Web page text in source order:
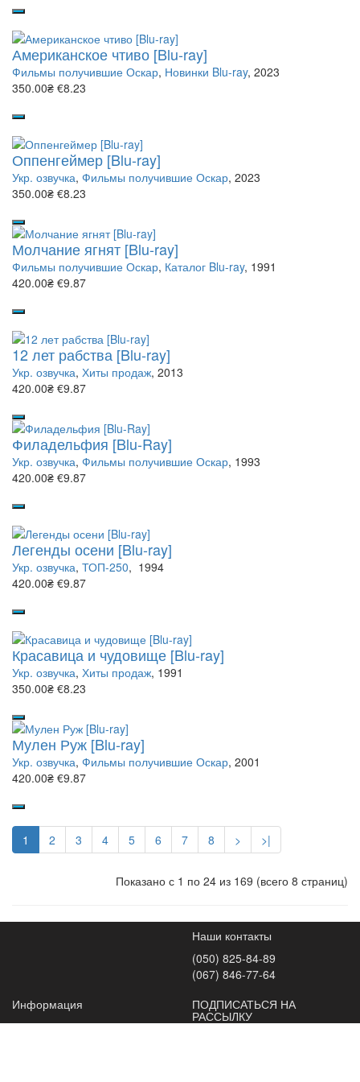
Американское чтиво [Blu-ray]
Фильмы получившие Оскар, Новинки Blu-ray, 2023
350.00₴ €8.23
Оппенгеймер [Blu-ray]
Укр. озвучка, Фильмы получившие Оскар, 2023
350.00₴ €8.23
Молчание ягнят [Blu-ray]
Фильмы получившие Оскар, Каталог Blu-ray, 1991
420.00₴ €9.87
12 лет рабства [Blu-ray]
Укр. озвучка, Хиты продаж, 2013
420.00₴ €9.87
Филадельфия [Blu-Ray]
Укр. озвучка, Фильмы получившие Оскар, 1993
420.00₴ €9.87
Легенды осени [Blu-ray]
Укр. озвучка, ТОП-250, 1994
420.00₴ €9.87
Красавица и чудовище [Blu-ray]
Укр. озвучка, Хиты продаж, 1991
350.00₴ €8.23
Мулен Руж [Blu-ray]
Укр. озвучка, Фильмы получившие Оскар, 2001
420.00₴ €9.87
1 2 3 4 5 6 7 8 > >|
Показано с 1 по 24 из 169 (всего 8 страниц)
Наши контакты
(050) 825-84-89
(067) 846-77-64
Информация
Как заказать
ПОДПИСАТЬСЯ НА
РАССЫЛКУ